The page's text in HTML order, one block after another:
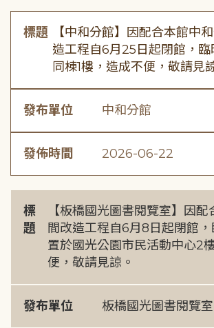
標題
【中和分館】因配合本館中
造工程自6月25日起閉館，
同棟1樓，造成不便，敬請見
發布單位 中和分館
發佈時間 2026-06-22
標
題
【板橋國光圖書閱覽室】因
間改造工程自6月8日起閉館
置於國光公園市民活動中心2
便，敬請見諒。
發布單位 板橋國光圖書閱覽室